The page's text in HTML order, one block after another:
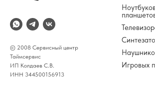
© 2008 Сервисный центр
Таймсервис
ИП Колдаев С.В.
ИНН 344500156913
Игровых